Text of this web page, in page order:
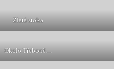
Zlatá stoka
Okolo Třeboně…